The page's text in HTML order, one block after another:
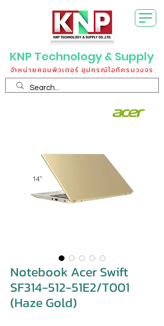
KNP Technology & Supply
จำหน่ายคอมพิวเตอร์ อุปกรณ์ไอทีครบวงจร
Notebook Acer Swift
SF314-512-51E2/T001
(Haze Gold)